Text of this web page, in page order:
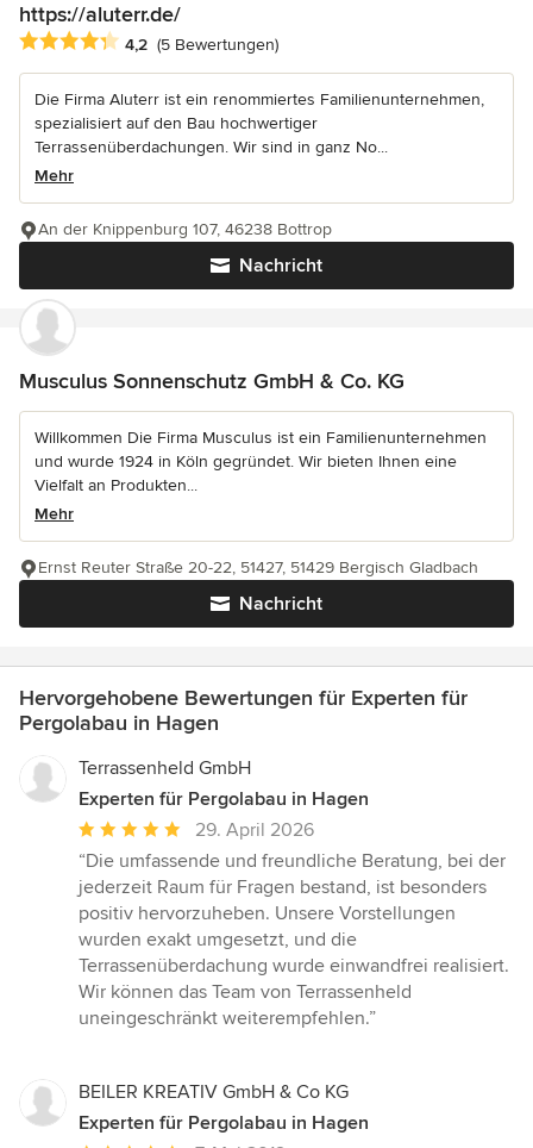
https://aluterr.de/
Durchschnittliche Bewertung: 4.2 von 5 Sternen
4,2 (5 Bewertungen)
Die Firma Aluterr ist ein renommiertes Familienunternehmen,
spezialisiert auf den Bau hochwertiger
Terrassenüberdachungen. Wir sind in ganz No...
Mehr
Nachricht
An der Knippenburg 107, 46238 Bottrop
Musculus Sonnenschutz GmbH & Co. KG
Willkommen Die Firma Musculus ist ein Familienunternehmen
und wurde 1924 in Köln gegründet. Wir bieten Ihnen eine
Vielfalt an Produkten...
Mehr
Nachricht
Ernst Reuter Straße 20-22, 51427, 51429 Bergisch Gladbach
Hervorgehobene Bewertungen für Experten für
Pergolabau in Hagen
Terrassenheld GmbH
Experten für Pergolabau in Hagen
Durchschnittliche
Bewertung:
5
von
5
Sternen
29. April 2026
“Die umfassende und freundliche Beratung, bei der
jederzeit Raum für Fragen bestand, ist besonders
positiv hervorzuheben. Unsere Vorstellungen
wurden exakt umgesetzt, und die
Terrassenüberdachung wurde einwandfrei realisiert.
Wir können das Team von Terrassenheld
uneingeschränkt weiterempfehlen.”
BEILER KREATIV GmbH & Co KG
Experten für Pergolabau in Hagen